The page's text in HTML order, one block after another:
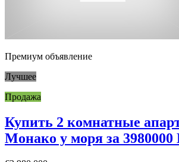
Премиум объявление
Лучшее
Продажа
Купить 2 комнатные
Монако у моря за 3980000